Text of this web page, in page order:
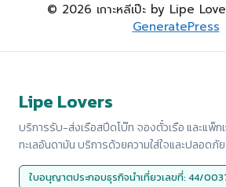
© 2026 เกาะหลีเป๊ะ by Lipe
GeneratePress
Lipe Lovers
บริการรับ-ส่งเรือสปีดโบ๊ท จองตั๋วเรือ และแพ็กเ
ทะเลอันดามัน บริการด้วยความใส่ใจและปลอดภัย
ใบอนุญาตประกอบธุรกิจนำเที่ยวเลขที่: 44/